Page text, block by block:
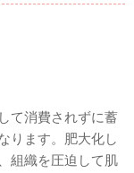
て消費されずに蓄
ります。肥大化し
組織を圧迫して肌